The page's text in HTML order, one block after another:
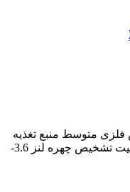
چیرکار مدل 217 کیس فلزی متوسط منبع تغذیه
12 ولت وارم لایت قابلیت ضبط صدا قابلیت تشخیص چهره لنز 3.6-